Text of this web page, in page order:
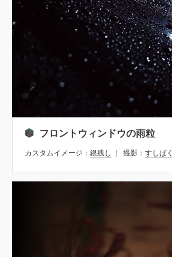
フロントウィンドウの雨粒
カスタムイメージ： 銀残し 撮影： すしぱく